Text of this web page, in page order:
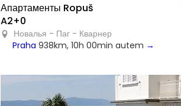
Апартаменты Ropuš
A2+0
Новалья - Паг - Кварнер
Praha 938km, 10h 00min autem →